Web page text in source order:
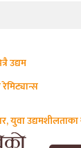
युवा
उद्यम
रेमिट्यान्स